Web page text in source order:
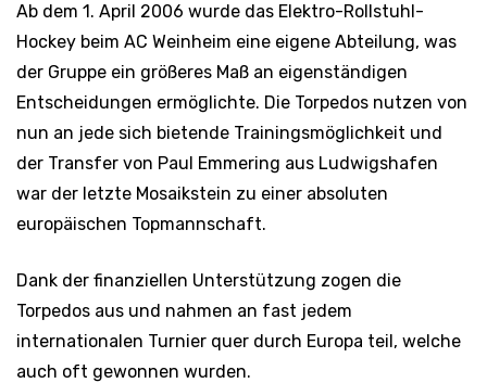
Ab dem 1. April 2006 wurde das Elektro-Rollstuhl-
Hockey beim AC Weinheim eine eigene Abteilung, was
der Gruppe ein größeres Maß an eigenständigen
Entscheidungen ermöglichte. Die Torpedos nutzen von
nun an jede sich bietende Trainingsmöglichkeit und
der Transfer von Paul Emmering aus Ludwigshafen
war der letzte Mosaikstein zu einer absoluten
europäischen Topmannschaft.
Dank der finanziellen Unterstützung zogen die
Torpedos aus und nahmen an fast jedem
internationalen Turnier quer durch Europa teil, welche
auch oft gewonnen wurden.